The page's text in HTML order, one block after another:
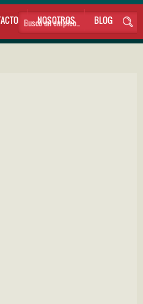
NOSOTROS BLOG